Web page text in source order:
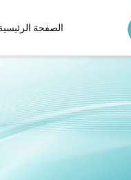
الصفحة
مجفف وملس شعر
مبدأ برنولي
مجفف شعر